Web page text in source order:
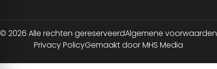
© 2026 Alle rechten gereserveerdAlgemene voorwaarden
Privacy PolicyGemaakt door MHS Media